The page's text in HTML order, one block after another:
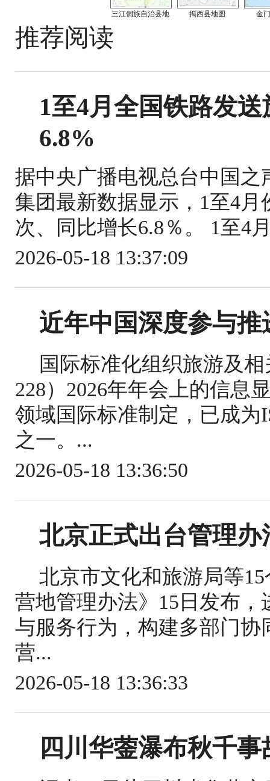
三江侗族自治县地 揭西县地图 金
推荐阅读
1至4月全国铁路发
6.8%
据中央广播电视总台中国
集团最新数据显示，1至4月
次、同比增长6.8％。 1至4
2026-05-18 13:37:09
近年中国深度参与
国际标准化组织旅游及
228）2026年年会上的信息
领域国际标准制定，已成为
之一。...
2026-05-18 13:36:50
北京正式出台管理
北京市文化和旅游局等
营地管理办法》15日发布
与服务行为，构建多部门
营...
2026-05-18 13:36:33
四川华蓥瀑布秋千